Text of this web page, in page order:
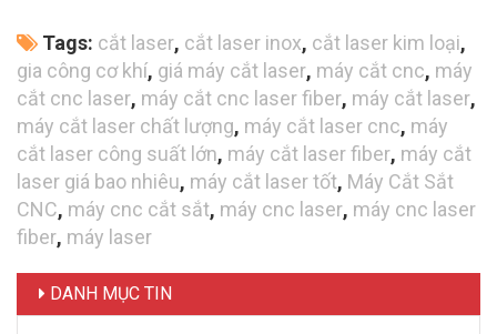
Tags: cắt laser, cắt laser inox, cắt laser kim loại,
gia công cơ khí, giá máy cắt laser, máy cắt cnc, máy
cắt cnc laser, máy cắt cnc laser fiber, máy cắt laser,
máy cắt laser chất lượng, máy cắt laser cnc, máy
cắt laser công suất lớn, máy cắt laser fiber, máy cắt
laser giá bao nhiêu, máy cắt laser tốt, Máy Cắt Sắt
CNC, máy cnc cắt sắt, máy cnc laser, máy cnc laser
fiber, máy laser
DANH MỤC TIN